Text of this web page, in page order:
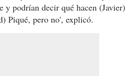
y podrían decir qué hacen (Javier)
Piqué, pero no', explicó.